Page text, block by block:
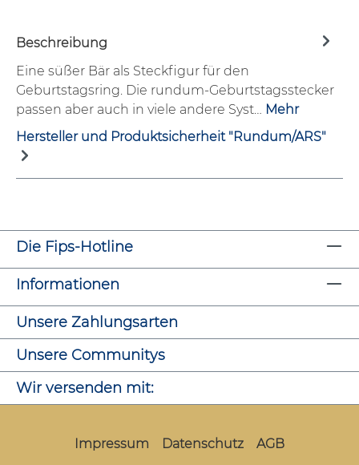
Beschreibung
Eine süßer Bär als Steckfigur für den
Geburtstagsring. Die rundum-Geburtstagsstecker
passen aber auch in viele andere Syst… Mehr
Hersteller und Produktsicherheit "Rundum/ARS"
Die Fips-Hotline
Informationen
Unsere Zahlungsarten
Unsere Communitys
Wir versenden mit:
Impressum Datenschutz AGB